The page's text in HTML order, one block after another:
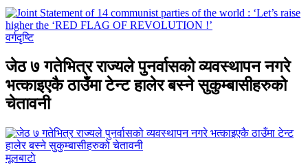
वर्गदृष्टि
जेठ ७ गतेभित्र राज्यले पुनर्वासको व्यवस्थापन नगरे
भत्काइएकै ठाउँमा टेन्ट हालेर बस्ने सुकुम्बासीहरुको
चेतावनी
मूलबाटाे